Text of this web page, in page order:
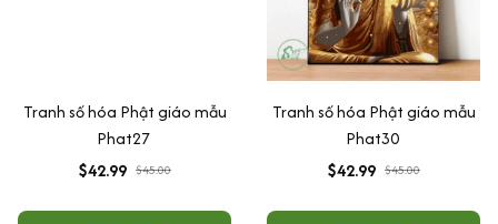
Tranh số hóa Phật giáo mẫu
Phat27
$42.99 $45.00
Tranh số hóa Phật giáo mẫu
Phat30
$42.99 $45.00